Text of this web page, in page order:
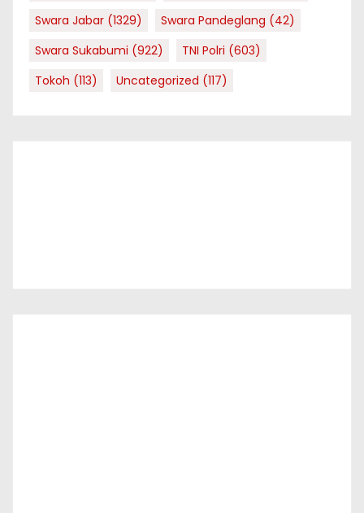
Swara Jabar (1329) Swara Pandeglang (42)
Swara Sukabumi (922) TNI Polri (603)
Tokoh (113) Uncategorized (117)